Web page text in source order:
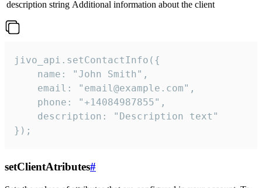
description string Additional information about the client
jivo_api.setContactInfo({
    name: "John Smith",
    email: "email@example.com",
    phone: "+14084987855",
    description: "Description text"
});
setClientAtributes#